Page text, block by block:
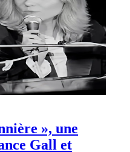
la musique